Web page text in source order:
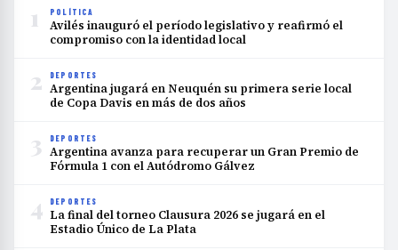
1 POLÍTICA
Avilés inauguró el período legislativo y reafirmó el
compromiso con la identidad local
2 DEPORTES
Argentina jugará en Neuquén su primera serie local
de Copa Davis en más de dos años
3 DEPORTES
Argentina avanza para recuperar un Gran Premio de
Fórmula 1 con el Autódromo Gálvez
4 DEPORTES
La final del torneo Clausura 2026 se jugará en el
Estadio Único de La Plata